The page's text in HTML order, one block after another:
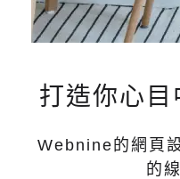
打造你心
Webnine的網頁
的